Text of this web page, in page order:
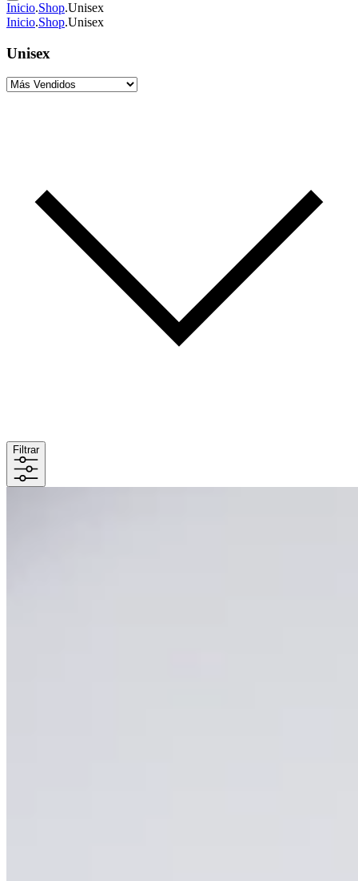
Inicio.Shop.Unisex
Inicio.Shop.Unisex
Unisex
Filtrar